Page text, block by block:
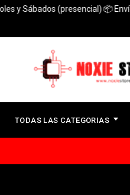
(presencial) 📦 Envíos a
TODAS LAS CATEGORIAS